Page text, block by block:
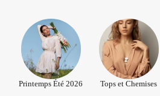
Printemps Été 2026 Tops et Chemises